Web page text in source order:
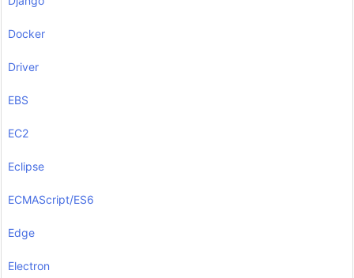
Docker
Driver
EBS
EC2
Eclipse
ECMAScript/ES6
Edge
Electron